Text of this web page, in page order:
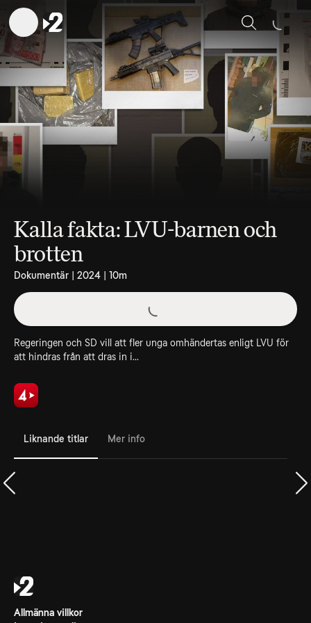
Sök
Kalla fakta: LVU-barnen och
brotten
Dokumentär | 2024 | 10m
Regeringen och SD vill att fler unga omhändertas enligt LVU för
att hindras från att dras in i...
Liknande titlar Mer info
Allmänna villkor